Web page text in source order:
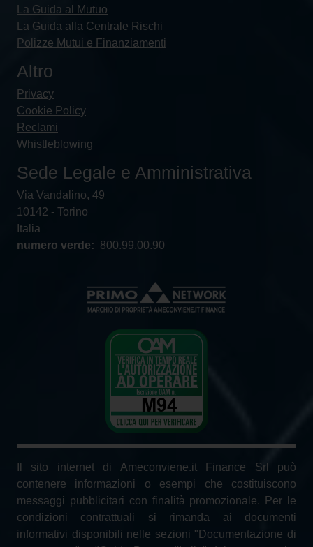
La Guida al Mutuo
La Guida alla Centrale Rischi
Polizze Mutui e Finanziamenti
Altro
Privacy
Cookie Policy
Reclami
Whistleblowing
Sede Legale e Amministrativa
Via Vandalino, 49
10142 - Torino
Italia
numero verde: 800.99.00.90
Il sito internet di Ameconviene.it Finance Srl può
contenere informazioni o esempi che costituiscono
messaggi pubblicitari con finalità promozionale. Per le
condizioni contrattuali si rimanda ai documenti
informativi disponibili nelle sezioni "Documentazione di